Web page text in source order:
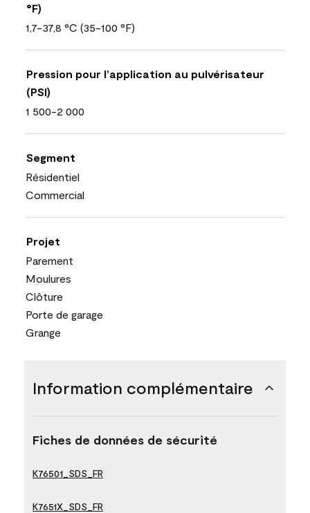
°F)
1,7-37,8 °C (35-100 °F)
Pression pour l’application au pulvérisateur
(PSI)
1 500-2 000
Segment
Résidentiel
Commercial
Projet
Parement
Moulures
Clôture
Porte de garage
Grange
Information complémentaire
Fiches de données de sécurité
K76501_SDS_FR
K7651X_SDS_FR